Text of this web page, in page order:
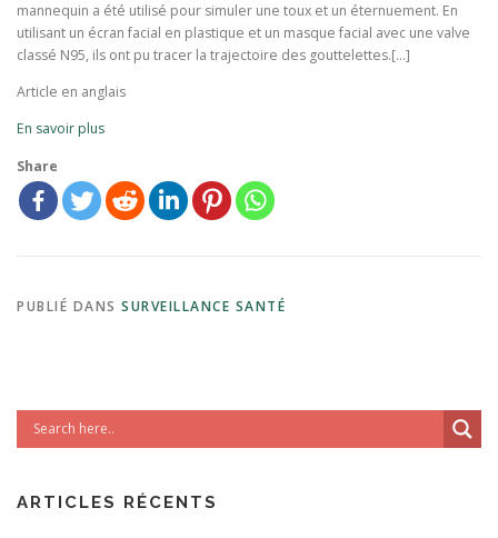
mannequin a été utilisé pour simuler une toux et un éternuement. En
utilisant un écran facial en plastique et un masque facial avec une valve
classé N95, ils ont pu tracer la trajectoire des gouttelettes.[…]
Article en anglais
En savoir plus
Share
PUBLIÉ DANS SURVEILLANCE SANTÉ
ARTICLES RÉCENTS